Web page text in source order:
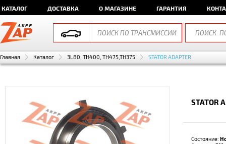
КАТАЛОГ ДОСТАВКА О МАГАЗИНЕ ГАРАНТИЯ
Главная Каталог 3L80, TH400, TH475,TH375 STATOR ADAPTER
STATOR
Состояние: